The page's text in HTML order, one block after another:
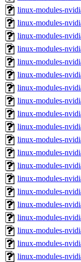
linux-modules-
linux-modules-
linux-modules-
linux-modules-
linux-modules-
linux-modules-
linux-modules-
linux-modules-
linux-modules-
linux-modules-
linux-modules-
linux-modules-
linux-modules-
linux-modules-
linux-modules-
linux-modules-
linux-modules-
linux-modules-
linux-modules-
linux-modules-